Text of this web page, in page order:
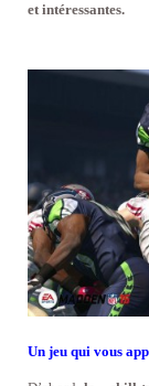
et intéressantes.
Un jeu qui vous